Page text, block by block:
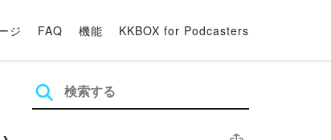
ジ FAQ 機能 KKBOX for Podcasters